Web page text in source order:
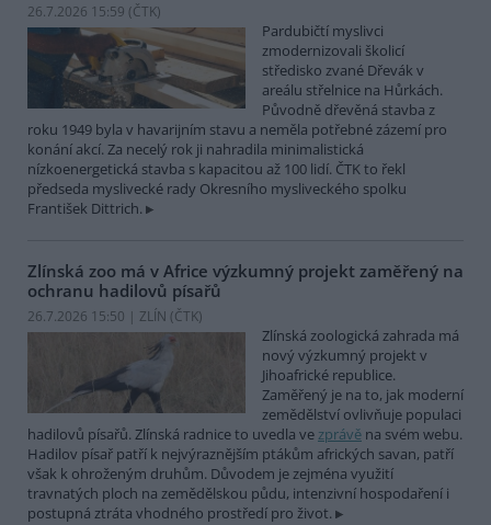
26.7.2026 15:59 (ČTK)
Pardubičtí myslivci
zmodernizovali školicí
středisko zvané Dřevák v
areálu střelnice na Hůrkách.
Původně dřevěná stavba z
roku 1949 byla v havarijním stavu a neměla potřebné zázemí pro
konání akcí. Za necelý rok ji nahradila minimalistická
nízkoenergetická stavba s kapacitou až 100 lidí. ČTK to řekl
předseda myslivecké rady Okresního mysliveckého spolku
František Dittrich.
Zlínská zoo má v Africe výzkumný projekt zaměřený na
ochranu hadilovů písařů
26.7.2026 15:50 | ZLÍN (ČTK)
Zlínská zoologická zahrada má
nový výzkumný projekt v
Jihoafrické republice.
Zaměřený je na to, jak moderní
zemědělství ovlivňuje populaci
hadilovů písařů. Zlínská radnice to uvedla vezprávě na svém webu.
Hadilov písař patří k nejvýraznějším ptákům afrických savan, patří
však k ohroženým druhům. Důvodem je zejména využití
travnatých ploch na zemědělskou půdu, intenzivní hospodaření i
postupná ztráta vhodného prostředí pro život.